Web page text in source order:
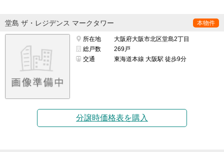
堂島 ザ・レジデンス マークタワー 本物件
所在地
大阪府大阪市北区堂島2丁目
総戸数
269戸
交通
東海道本線 大阪駅 徒歩9分
分譲時価格表を購入